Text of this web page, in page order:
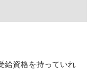
給資格を持っていれ